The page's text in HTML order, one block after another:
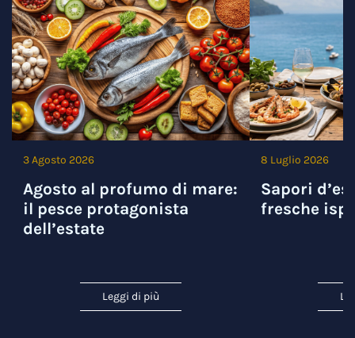
3 Agosto 2026
Agosto al profumo di mare:
il pesce protagonista
dell’estate
Leggi di più
8 Luglio 2026
Sapori
fresche